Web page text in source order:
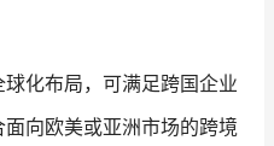
化布局，可满足跨国企业
向欧美或亚洲市场的跨境